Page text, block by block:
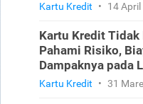
Kartu Kredit • 14
Kartu Kredit Tidak
Pahami Risiko,
Dampaknya pada
Kartu Kredit • 31